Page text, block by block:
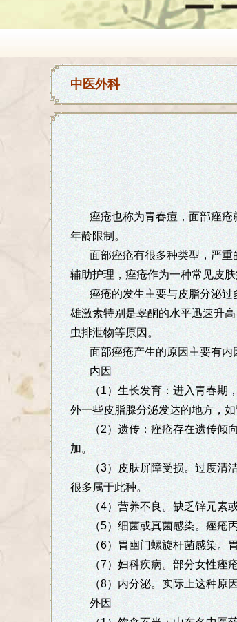
中医外科
痤疮也称为青春痘，面部痤
年龄限制。
面部痤疮有很多种类型，严
辅助护理，痤疮作为一种常见皮
痤疮的发生主要与皮脂分泌
雄激素特别是睾酮的水平迅速升
虫排泄物等原因。
面部痤疮产生的原因主要有内
内因
（1）生长发育：进入青春期
外一些皮脂腺分泌发达的地方，
（2）遗传：痤疮存在遗传倾
加。
（3）皮肤屏障受损。过度清
很多属于此种。
（4）营养不良。缺乏锌元素
（5）细菌或真菌感染。痤疮
（6）胃幽门螺旋杆菌感染
（7）妇科疾病。部分女性痤
（8）内分泌。实际上这种原
外因